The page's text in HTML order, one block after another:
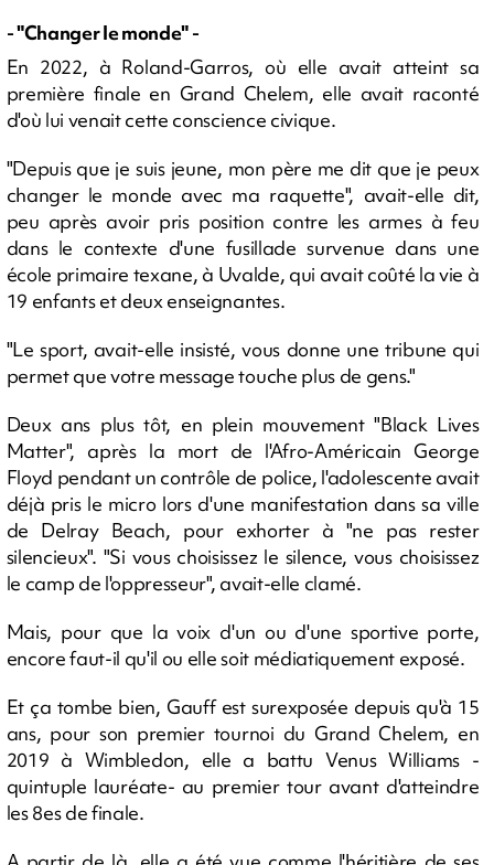
- "Changer le monde" -
En 2022, à Roland-Garros, où elle avait atteint sa
première finale en Grand Chelem, elle avait raconté
d'où lui venait cette conscience civique.
"Depuis que je suis jeune, mon père me dit que je peux
changer le monde avec ma raquette", avait-elle dit,
peu après avoir pris position contre les armes à feu
dans le contexte d'une fusillade survenue dans une
école primaire texane, à Uvalde, qui avait coûté la vie à
19 enfants et deux enseignantes.
"Le sport, avait-elle insisté, vous donne une tribune qui
permet que votre message touche plus de gens."
Deux ans plus tôt, en plein mouvement "Black Lives
Matter", après la mort de l'Afro-Américain George
Floyd pendant un contrôle de police, l'adolescente avait
déjà pris le micro lors d'une manifestation dans sa ville
de Delray Beach, pour exhorter à "ne pas rester
silencieux". "Si vous choisissez le silence, vous choisissez
le camp de l'oppresseur", avait-elle clamé.
Mais, pour que la voix d'un ou d'une sportive porte,
encore faut-il qu'il ou elle soit médiatiquement exposé.
Et ça tombe bien, Gauff est surexposée depuis qu'à 15
ans, pour son premier tournoi du Grand Chelem, en
2019 à Wimbledon, elle a battu Venus Williams -
quintuple lauréate- au premier tour avant d'atteindre
les 8es de finale.